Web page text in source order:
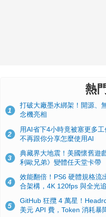
熱
1
打破大廠墨水綁架！開源、
念機亮相
2
用AI省下4小時竟被塞更多
不再跟你分享怎麼使用AI
3
典藏界大地震！美國懷舊遊
利歐兄弟》變體任天堂卡帶
4
效能翻倍！PS6 硬體規格流
合架構，4K 120fps 與全光
5
GitHub 狂攬 4 萬星！
美元 API 費，Token 消耗暴